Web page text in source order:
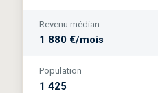
Revenu médian
1 880 €/mois
Population
1 425